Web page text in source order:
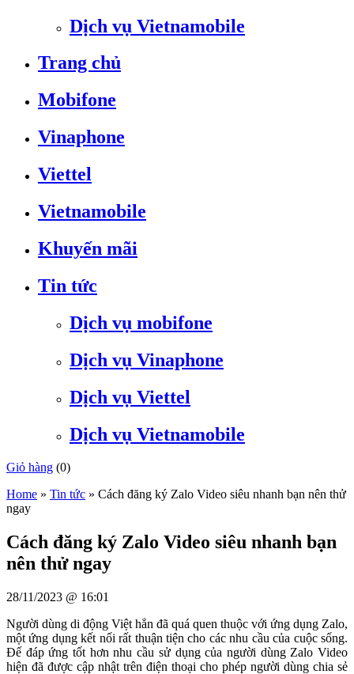
Dịch vụ Vietnamobile
Trang chủ
Mobifone
Vinaphone
Viettel
Vietnamobile
Khuyến mãi
Tin tức
Dịch vụ mobifone
Dịch vụ Vinaphone
Dịch vụ Viettel
Dịch vụ Vietnamobile
Giỏ hàng (0)
Home » Tin tức » Cách đăng ký Zalo Video siêu nhanh bạn nên thử
ngay
Cách đăng ký Zalo Video siêu nhanh bạn
nên thử ngay
28/11/2023 @ 16:01
Người dùng di động Việt hẳn đã quá quen thuộc với ứng dụng Zalo,
một ứng dụng kết nối rất thuận tiện cho các nhu cầu của cuộc sống.
Đế đáp ứng tốt hơn nhu cầu sử dụng của người dùng Zalo Video
hiện đã được cập nhật trên điện thoại cho phép người dùng chia sẻ